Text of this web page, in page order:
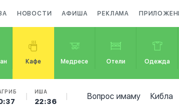
НОВОСТИ АФИША РЕКЛАМА
Кафе Медресе Отели Одежда
ИША
22:36
Вопрос имаму Кибла